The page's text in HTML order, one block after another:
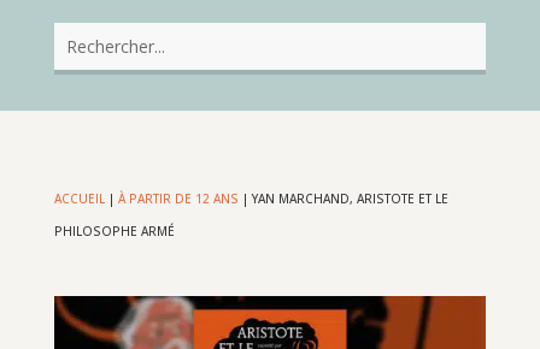
ACCUEIL| À PARTIR DE 12 ANS |YAN MARCHAND, ARISTOTE ET LE
PHILOSOPHE ARMÉ